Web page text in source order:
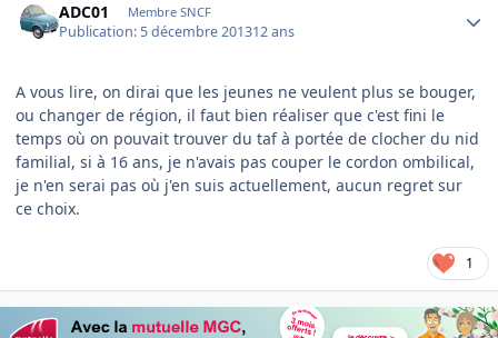
ADC01 Membre SNCF
Publication: 5 décembre 201312 ans
A vous lire, on dirai que les jeunes ne veulent plus se bouger,
ou changer de région, il faut bien réaliser que c'est fini le
temps où on pouvait trouver du taf à portée de clocher du nid
familial, si à 16 ans, je n'avais pas couper le cordon ombilical,
je n'en serai pas où j'en suis actuellement, aucun regret sur
ce choix.
1